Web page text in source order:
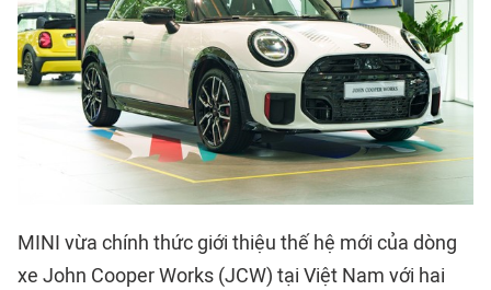
MINI vừa chính thức giới thiệu thế hệ mới của dòng
xe John Cooper Works (JCW) tại Việt Nam với hai